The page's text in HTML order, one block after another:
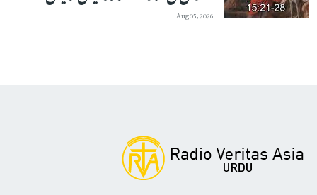
Aug 05, 2026